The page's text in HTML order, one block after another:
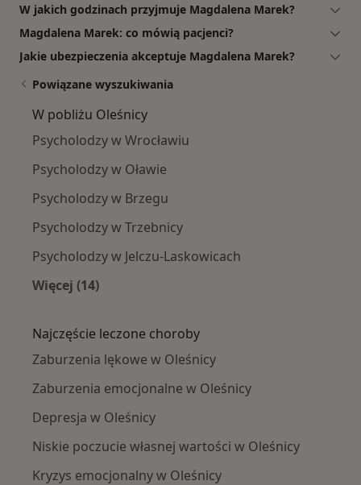
W jakich godzinach przyjmuje Magdalena Marek?
Magdalena Marek: co mówią pacjenci?
Jakie ubezpieczenia akceptuje Magdalena Marek?
Powiązane wyszukiwania
W pobliżu Oleśnicy
Psycholodzy w Wrocławiu
Psycholodzy w Oławie
Psycholodzy w Brzegu
Psycholodzy w Trzebnicy
Psycholodzy w Jelczu-Laskowicach
Więcej (14)
Najczęście leczone choroby
Zaburzenia lękowe w Oleśnicy
Zaburzenia emocjonalne w Oleśnicy
Depresja w Oleśnicy
Niskie poczucie własnej wartości w Oleśnicy
Kryzys emocjonalny w Oleśnicy